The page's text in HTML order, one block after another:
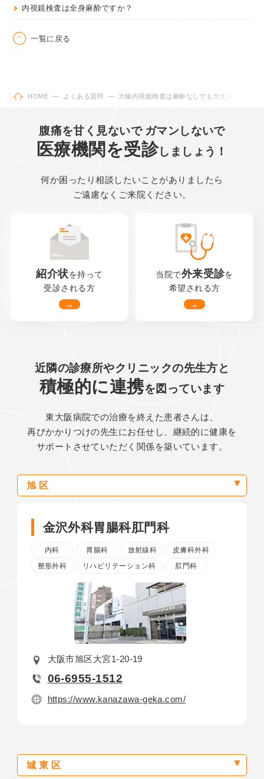
内視鏡検査は全身麻酔ですか？
一覧に戻る
HOME よくある質問 大腸内視鏡検査は麻酔なしでも大丈夫？
腹痛を甘く見ないで ガマン しないで
医療機関を受診しましょう！
何か困ったり相談したいことがありましたら
ご遠慮なくご来院ください。
紹介状を持って
受診される方
当院で外来受診を
希望される方
近隣の診療所やクリニックの先生方と
積極的に連携を図っています
東大阪病院での治療を終えた患者さんは、
再びかかりつけの先生にお任せし、 継続的に健康を
サポート させていただく 関係を築いています。
旭区
金沢外科胃腸科肛門科
内科 胃腸科 放射線科
皮膚科外科
整形外科
リハビリテーション科 肛門科
大阪市旭区大宮1-20-19
06-6955-1512
https://www.kanazawa-geka.com/
城東区